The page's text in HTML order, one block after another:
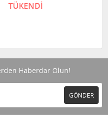
TÜKENDİ
Haberdar Olun!
GÖNDER